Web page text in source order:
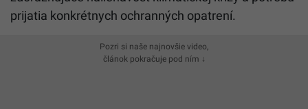
prijatia konkrétnych ochranných opatrení.
Pozri si naše najnovšie video,
článok pokračuje pod ním ↓